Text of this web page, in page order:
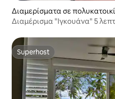
Διαμερίσματα σε
eshaies
Διαμέρισμα "Ιγκουάνα" 5
Superhost
Superhost